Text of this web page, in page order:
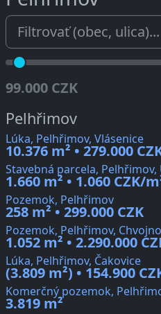
99.000 CZK
Pelhřimov
Lúka, Pelhřimov, Vlásenice
10.376 m² • 279.000
Stavebná parcela,
1.660 m² • 1.060 CZK/
Pozemok, Pelhřimov
258 m² • 299.000 CZK
Pozemok, Pelhřimov,
1.052 m² • 2.290.000
Lúka, Pelhřimov, Čakovice
(3.809 m²) • 154.900
Komerčný pozemok,
3.819 m²